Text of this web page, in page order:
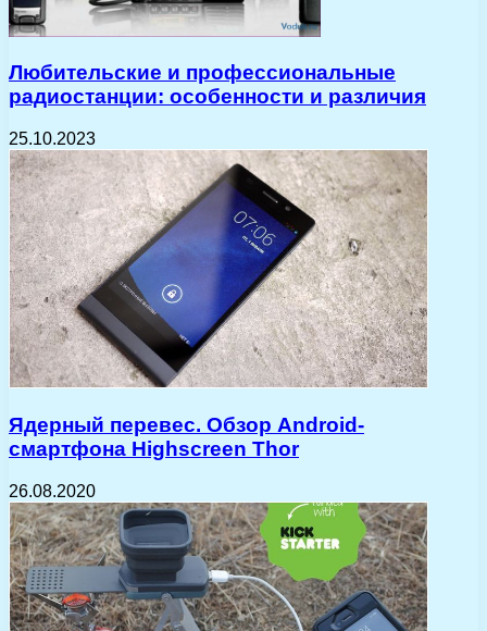
Любительские и профессиональные
радиостанции: особенности и различия
25.10.2023
Ядерный перевес. Обзор Android-
смартфона Highscreen Thor
26.08.2020